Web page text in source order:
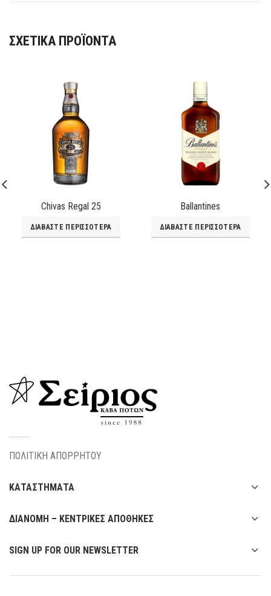
ΣΧΕΤΙΚΆ ΠΡΟΪΌΝΤΑ
Chivas Regal 25
ΔΙΑΒΆΣΤΕ ΠΕΡΙΣΣΌΤΕΡΑ
Ballantines
ΔΙΑΒΆΣΤΕ ΠΕΡΙΣΣΌΤΕΡΑ
ΠΟΛΙΤΙΚΗ ΑΠΟΡΡΗΤΟΥ
ΚΑΤΑΣΤΗΜΑΤΑ
ΔΙΑΝΟΜΗ – ΚΕΝΤΡΙΚΕΣ ΑΠΟΘΗΚΕΣ
SIGN UP FOR OUR NEWSLETTER